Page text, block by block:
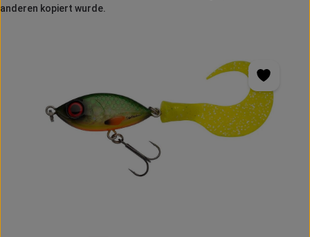
anderen kopiert wurde.